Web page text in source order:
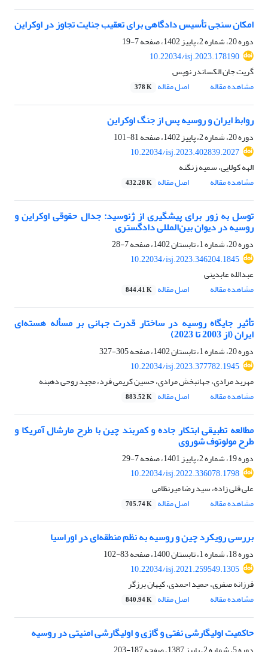
امکان سنجی تأسیس دادگاهی برای تعقیب جنایت تجاوز در اوکراین
دوره 20، شماره 2، پاییز 1402، صفحه
7-19
10.22034/isj.2023.178190
گریت جان الکساندر نوپس
مشاهده مقاله
اصل مقاله 378 K
روابط ایران و روسیه پس از جنگ اوکراین
دوره 20، شماره 2، پاییز 1402، صفحه
81-101
10.22034/isj.2023.402839.2027
الهه کولایی، سمیه زنگنه
مشاهده مقاله
اصل مقاله 432.28 K
توسل به زور برای پیشگیری از ژنوسید: جدال حقوقی اوکراین و
روسیه در دیوان بین‌المللی دادگستری
دوره 20، شماره 1، تابستان 1402، صفحه
7-28
10.22034/isj.2023.346204.1845
عبدالله عابدینی
مشاهده مقاله
اصل مقاله 844.41 K
تأثیر جایگاه روسیه در ساختار قدرت جهانی بر مسأله‌ ‌هسته‌ای
ایران (از 2003 تا 2023)
دوره 20، شماره 1، تابستان 1402، صفحه
305-327
10.22034/isj.2023.377782.1945
مهربد مرادی، جهانبخش مرادی، حسین کریمی فرد، مجید روحی دهبنه
مشاهده مقاله
اصل مقاله 883.52 K
مطالعه تطبیقی ابتکار جاده و کمربند چین با طرح مارشال آمریکا و
طرح مولوتوف شوروی
دوره 19، شماره 2، پاییز 1401، صفحه
7-29
10.22034/isj.2022.336078.1798
علی قلی زاده، سید رضا میرنظامی
مشاهده مقاله
اصل مقاله 705.74 K
بررسی رویکرد چین و روسیه به نظم منطقه‌ای در اوراسیا
دوره 18، شماره 1، تابستان 1400، صفحه
83-102
10.22034/isj.2021.259549.1305
فرزانه صفری، حمید احمدی، کیهان برزگر
مشاهده مقاله
اصل مقاله 840.94 K
حاکمیت اولیگارشی نفتی و گازی و اولیگارشی امنیتی در روسیه